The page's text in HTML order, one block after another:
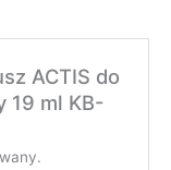
ACTIS do
19 ml KB-